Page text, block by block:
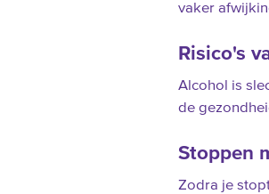
vaker
Risico's
Alcohol is
de
Stoppen
Zodra je